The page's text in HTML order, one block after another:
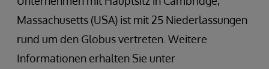
Massachusetts (USA) ist mit 25 Niederlassungen
rund um den Globus vertreten. Weitere
Informationen erhalten Sie unter